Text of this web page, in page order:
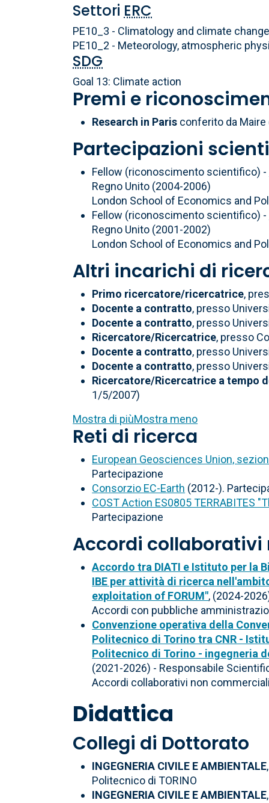
Settori ERC
PE10_3 - Climatology and climate change
PE10_2 - Meteorology, atmospheric
SDG
Goal 13: Climate action
Premi e
Research in Paris conferito da Maire
Partecipazioni
Fellow (riconoscimento scientifico) -
Regno Unito (2004-2006)
London School of Economics and
Fellow (riconoscimento scientifico) -
Regno Unito (2001-2002)
London School of Economics and
Altri incarichi di
Primo ricercatore/ricercatrice,
Docente a contratto, presso
Docente a contratto, presso
Ricercatore/Ricercatrice, presso
Docente a contratto, presso
Docente a contratto, presso
Ricercatore/Ricercatrice a tempo
1/5/2007)
Mostra di piùMostra meno
Reti di ricerca
European Geosciences Union,
Partecipazione
Consorzio EC-Earth (2012-).
COST Action ES0805 TERRABITES
Partecipazione
Accordi
Accordo tra DIATI e Istituto per la
IBE per attività di ricerca
exploitation of FORUM", (2024-
Accordi con pubbliche
Convenzione operativa della
Politecnico di Torino tra CNR -
Politecnico di Torino - ingegneria
(2021-2026) - Responsabile
Accordi collaborativi non commerciali
Didattica
Collegi di Dottorato
INGEGNERIA CIVILE E AMBIENTALE
Politecnico di TORINO
INGEGNERIA CIVILE E AMBIENTALE